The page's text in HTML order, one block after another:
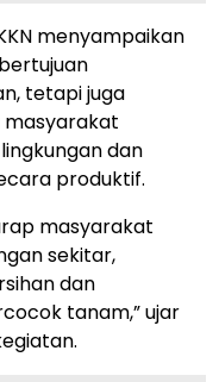
menyampaikan
tetapi juga
masyarakat
dan
produktif.
masyarakat
sekitar,
dan
tanam,” ujar